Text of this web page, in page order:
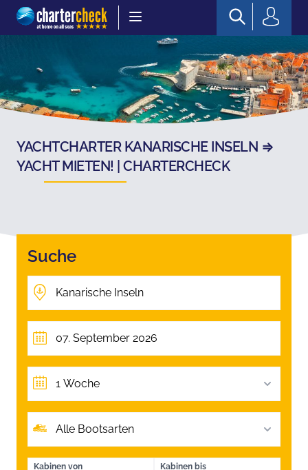
Chartercheck
YACHTCHARTER KANARISCHE INSELN ⇒
YACHT MIETEN! | CHARTERCHECK
Suche
1 Woche
Alle Bootsarten
Kabinen von Kabinen bis